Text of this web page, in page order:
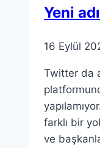
Yeni
16 Eylül
Twitter da
farklı bir
ve